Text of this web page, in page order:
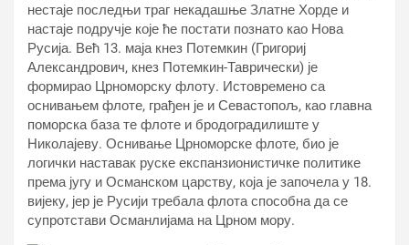
нестаје последњи траг некадашње Златне Хорде и
настаје подручје које ће постати познато као Нова
Русија. Већ 13. маја кнез Потемкин (Григориј
Александрович, кнез Потемкин-Таврически) је
формирао Црноморску флоту. Истовремено са
оснивањем флоте, грађен је и Севастопољ, као главна
поморска база те флоте и бродоградилиште у
Николајеву. Оснивање Црноморске флоте, био је
логички наставак руске експанзионистичке политике
према југу и Османском царству, која је започела у 18.
вијеку, јер је Русији требала флота способна да се
супротстави Османлијама на Црном мору.